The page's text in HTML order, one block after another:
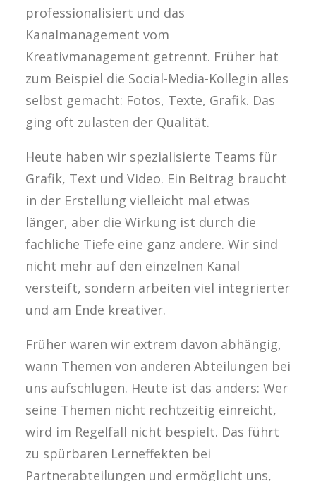
professionalisiert und das
Kanalmanagement vom
Kreativmanagement getrennt. Früher hat
zum Beispiel die Social-Media-Kollegin alles
selbst gemacht: Fotos, Texte, Grafik. Das
ging oft zulasten der Qualität.
Heute haben wir spezialisierte Teams für
Grafik, Text und Video. Ein Beitrag braucht
in der Erstellung vielleicht mal etwas
länger, aber die Wirkung ist durch die
fachliche Tiefe eine ganz andere. Wir sind
nicht mehr auf den einzelnen Kanal
versteift, sondern arbeiten viel integrierter
und am Ende kreativer.
Früher waren wir extrem davon abhängig,
wann Themen von anderen Abteilungen bei
uns aufschlugen. Heute ist das anders: Wer
seine Themen nicht rechtzeitig einreicht,
wird im Regelfall nicht bespielt. Das führt
zu spürbaren Lerneffekten bei
Partnerabteilungen und ermöglicht uns,